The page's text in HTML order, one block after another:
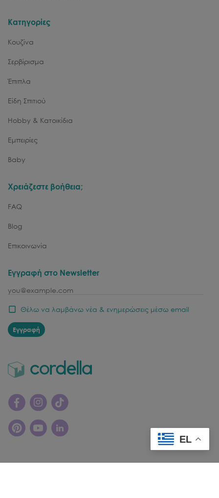
Κατηγορίες
Κουζίνα
Σερβίρισμα
Έπιπλα
Είδη Σπιτιού
Hobby & Κατοικίδια
Εμπειρίες
Baby
Χρειάζεστε βοήθεια;
FAQ
Blog
Επικοινωνία
Εγγραφή στο Newsletter
email
Θέλω να λαμβάνω νέα & ενημερώσεις μέσω email
Εγγραφή
EL